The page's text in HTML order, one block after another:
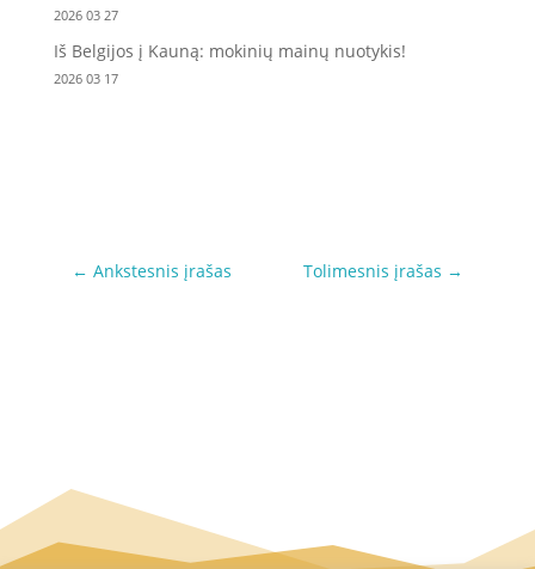
2026 03 27
Iš Belgijos į Kauną: mokinių mainų nuotykis!
2026 03 17
← Ankstesnis įrašas Tolimesnis įrašas →